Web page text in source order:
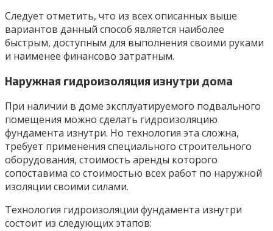
Следует отметить, что из всех описанных выше
вариантов данный способ является наиболее
быстрым, доступным для выполнения своими руками
и наименее финансово затратным.
Наружная гидроизоляция изнутри дома
При наличии в доме эксплуатируемого подвального
помещения можно сделать гидроизоляцию
фундамента изнутри. Но технология эта сложна,
требует применения специального строительного
оборудования, стоимость аренды которого
сопоставима со стоимостью всех работ по наружной
изоляции своими силами.
Технология гидроизоляции фундамента изнутри
состоит из следующих этапов: